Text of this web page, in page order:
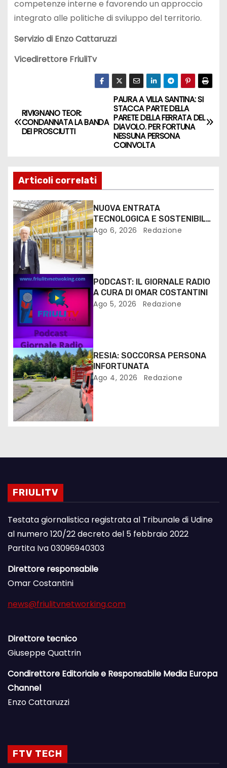
competenze interne e favorendo un approccio
integrato alle politiche di sviluppo del territorio.
Servizio di Enzo Cattaruzzi
Vicedirettore FriuliTv
PAURA A VILLA SANTINA: SI
STACCA PARTE DELLA
PARETE DELLA FERRATA DEL
DIAVOLO. PER FORTUNA
NESSUNA PERSONA
COINVOLTA
RIVIGNANO TEOR:
CONDANNATA LA BANDA
DEI PROSCIUTTI
Articoli correlati
NUOVA ENTRATA
TECNOLOGICA E SOSTENIBILE
PER I MEZZI PESANTI ALLA
Ago 6, 2026 Redazione
PODCAST: IL GIORNALE RADIO
A CURA DI OMAR COSTANTINI
Ago 5, 2026 Redazione
RESIA: SOCCORSA PERSONA
INFORTUNATA
Ago 4, 2026 Redazione
FRIULITV
Testata giornalistica registrata al Tribunale di Udine
al numero 120/22 decreto del 5 febbraio 2022
Partita Iva 03096940303
Direttore responsabile
Omar Costantini
news@friulitvnetworking.com
Direttore tecnico
Giuseppe Quattrin
Condirettore Editoriale e Responsabile Media Europa
Channel
Enzo Cattaruzzi
FTV TECH